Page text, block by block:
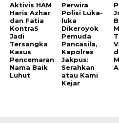
Aktivis HAM
Haris Azhar
dan Fatia
KontraS
Jadi
Tersangka
Kasus
Pencemaran
Nama Baik
Luhut
Perwira
Polisi Luka-
luka
Dikeroyok
Pemuda
Pancasila,
Kapolres
Jakpus:
Serahkan
atau Kami
Kejar